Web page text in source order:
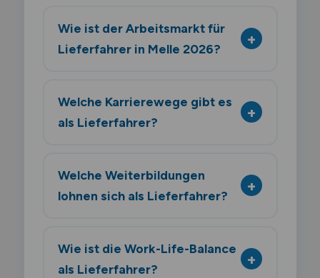
Wie ist der Arbeitsmarkt für
Lieferfahrer in Melle 2026?
Welche Karrierewege gibt es
als Lieferfahrer?
Welche Weiterbildungen
lohnen sich als Lieferfahrer?
Wie ist die Work-Life-Balance
als Lieferfahrer?